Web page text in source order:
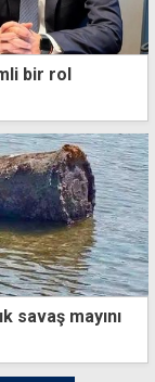
bir rol
savaş mayını